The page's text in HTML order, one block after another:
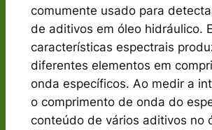
comumente usado para
de aditivos em óleo hidráulico.
características espectrais
diferentes elementos em
onda específicos. Ao medir a
o comprimento de onda do
conteúdo de vários aditivos no